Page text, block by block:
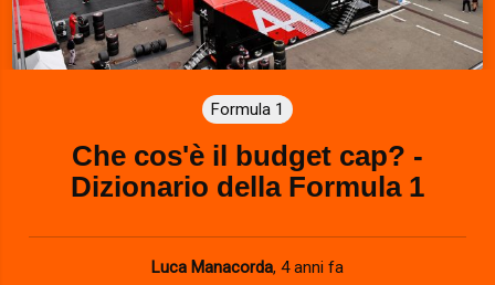
Formula 1
Che cos'è il budget cap? -
Dizionario della Formula 1
Luca Manacorda, 4 anni fa